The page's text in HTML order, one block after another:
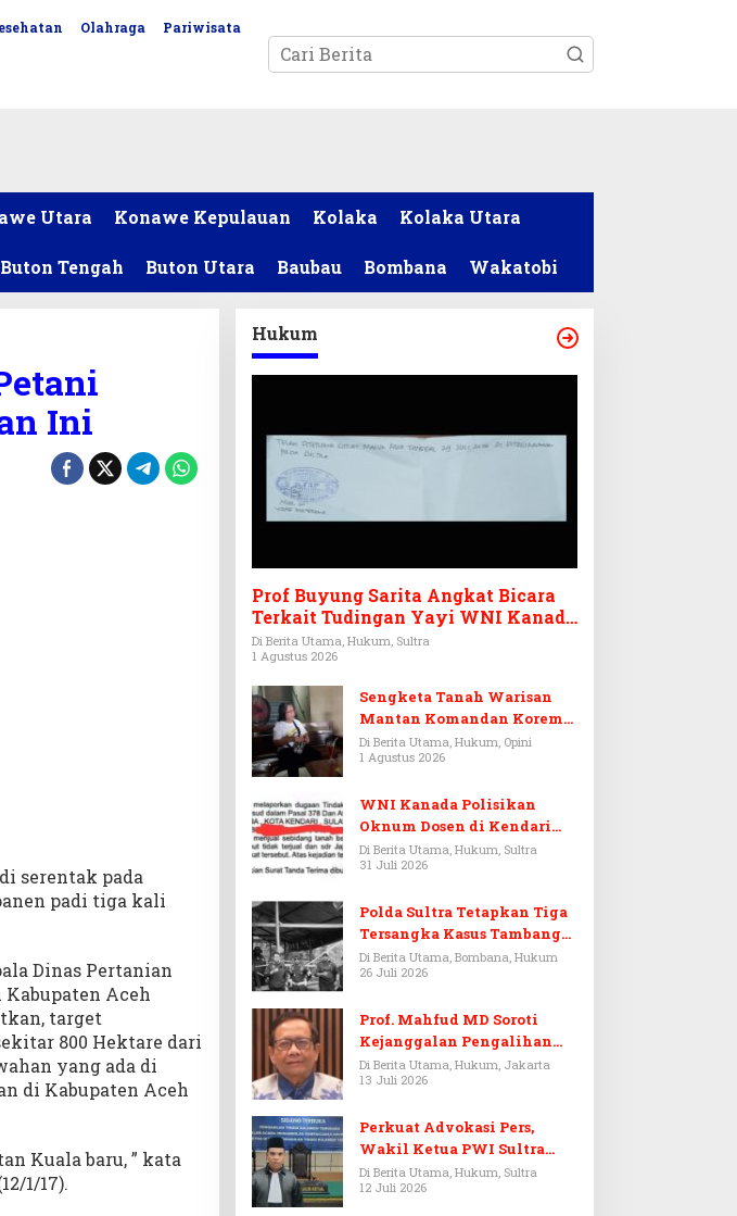
Olahraga Pariwisata
Utara Konawe Kepulauan Kolaka Kolaka Utara
Buton Tengah Buton Utara Baubau Bombana Wakatobi
Ini
serentak pada
padi tiga kali
Dinas Pertanian
Kabupaten Aceh
target
800 Hektare dari
yang ada di
di Kabupaten Aceh
Kuala baru, ” kata
1/17).
Hukum
Prof Buyung Sarita Angkat Bicara
Terkait Tudingan Yayi WNI Kanada
Ditagih Utang Rp3,6 Miliar
Di Berita Utama, Hukum, Sultra
1 Agustus 2026
Sengketa Tanah Warisan
Mantan Komandan Korem
143/HO, Ketika Warisan
Menjadi Arena Pemerasan
Di Berita Utama, Hukum, Opini
1 Agustus 2026
WNI Kanada Polisikan
Oknum Dosen di Kendari
Terkait Aset Puluhan Miliar
Di Berita Utama, Hukum, Sultra
31 Juli 2026
Polda Sultra Tetapkan Tiga
Tersangka Kasus Tambang
Emas Ilegal di Bombana
Di Berita Utama, Bombana, Hukum
26 Juli 2026
Prof. Mahfud MD Soroti
Kejanggalan Pengalihan
Penyelidikan Tersangka
Febrie Adriansyah
Di Berita Utama, Hukum, Jakarta
13 Juli 2026
Perkuat Advokasi Pers,
Wakil Ketua PWI Sultra
Resmi Dilantik Menjadi
Advokat PERADI
Di Berita Utama, Hukum, Sultra
12 Juli 2026